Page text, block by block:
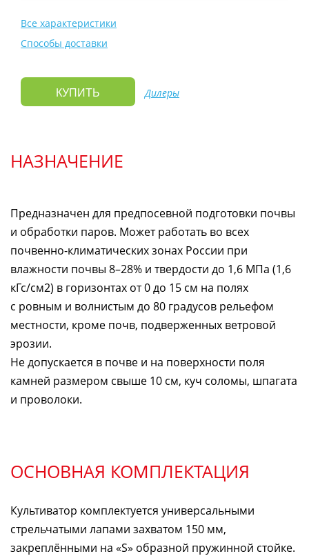
Все характеристики
Способы доставки
КУПИТЬ Дилеры
НАЗНАЧЕНИЕ
Предназначен для предпосевной подготовки почвы
и обработки паров. Может работать во всех
почвенно-климатическихзонах России при
влажности почвы 8–28% и твердости до 1,6 МПа (1,6
кГс/см2) в горизонтах от 0 до 15 см на полях
с ровным и волнистым до 80 градусов рельефом
местности, кроме почв, подверженных ветровой
эрозии.
Не допускается в почве и на поверхности поля
камней размером свыше 10 см, куч соломы, шпагата
и проволоки.
ОСНОВНАЯ КОМПЛЕКТАЦИЯ
Культиватор комплектуется универсальными
стрельчатыми лапами захватом 150 мм,
закреплёнными на «S» образной пружинной стойке.